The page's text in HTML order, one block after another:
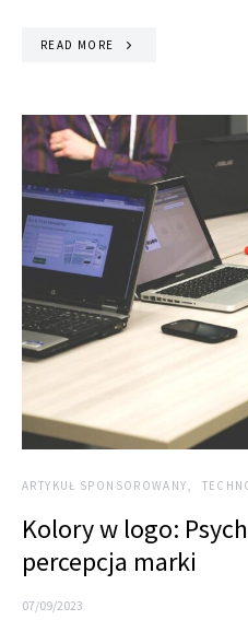
READ MORE
ARTYKUŁ SPONSOROWANY
Kolory w logo:
percepcja marki
07/09/2023